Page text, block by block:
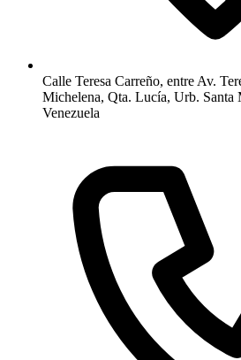
Calle Teresa Carreño, entre Av.
Michelena, Qta. Lucía, Urb. Santa
Venezuela